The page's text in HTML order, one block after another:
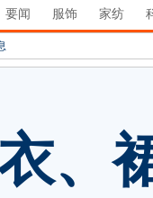
要闻 服饰 家纺
、